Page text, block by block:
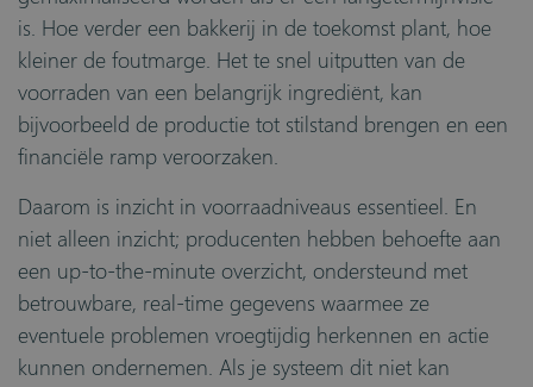
is. Hoe verder een bakkerij in de toekomst plant, hoe
kleiner de foutmarge. Het te snel uitputten van de
voorraden van een belangrijk ingrediënt, kan
bijvoorbeeld de productie tot stilstand brengen en een
financiële ramp veroorzaken.
Daarom is inzicht in voorraadniveaus essentieel. En
niet alleen inzicht; producenten hebben behoefte aan
een up-to-the-minute overzicht, ondersteund met
betrouwbare, real-time gegevens waarmee ze
eventuele problemen vroegtijdig herkennen en actie
kunnen ondernemen. Als je systeem dit niet kan